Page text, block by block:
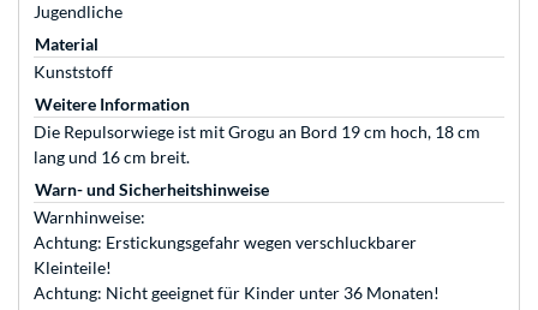
Jugendliche
Material
Kunststoff
Weitere Information
Die Repulsorwiege ist mit Grogu an Bord 19 cm hoch, 18 cm
lang und 16 cm breit.
Warn- und Sicherheitshinweise
Warnhinweise:
Achtung: Erstickungsgefahr wegen verschluckbarer
Kleinteile!
Achtung: Nicht geeignet für Kinder unter 36 Monaten!